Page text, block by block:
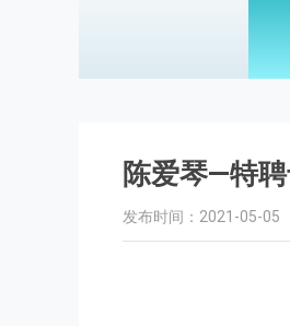
陈爱琴—特
发布时间：2021-05-05